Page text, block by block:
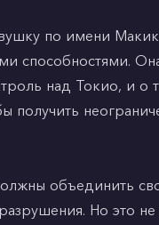
по имени
способностями.
над Токио, и о
получить
объединить
Но это не